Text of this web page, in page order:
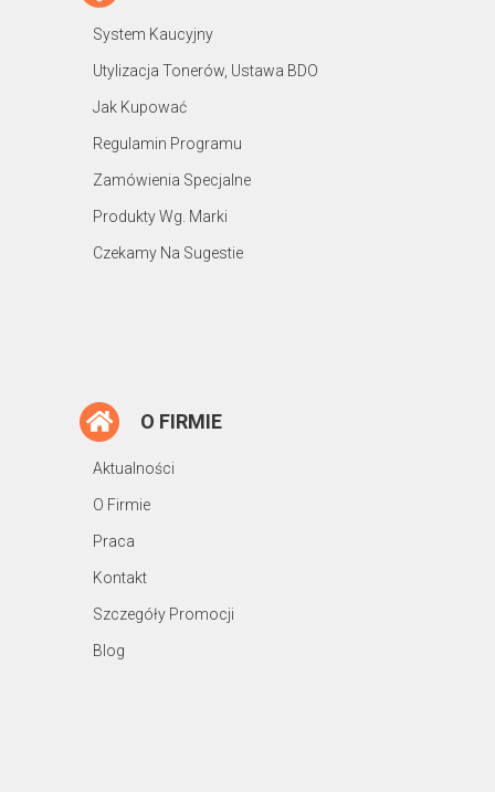
System Kaucyjny
Utylizacja Tonerów, Ustawa BDO
Jak Kupować
Regulamin Programu
Zamówienia Specjalne
Produkty Wg. Marki
Czekamy Na Sugestie
O FIRMIE
Aktualności
O Firmie
Praca
Kontakt
Szczegóły Promocji
Blog